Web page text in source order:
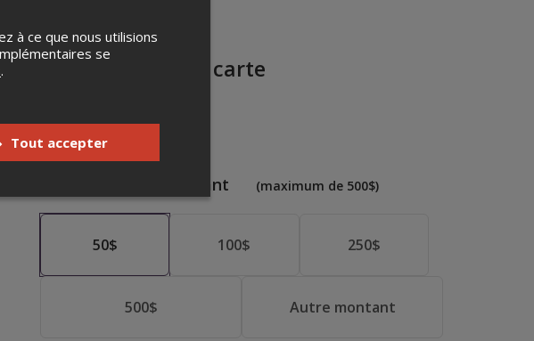
Personnalisez votre carte
Déterminez un montant (maximum de 500$)
50$ 100$ 250$
500$ Autre montant
à ce que nous utilisions
se
.
Tout accepter